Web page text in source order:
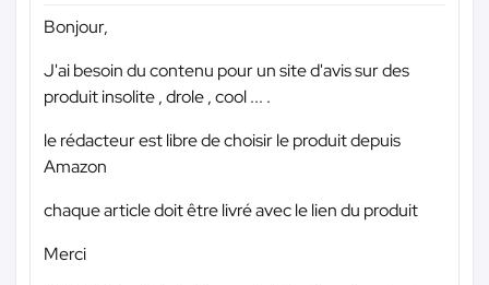
Bonjour,
J'ai besoin du contenu pour un site d'avis sur des
produit insolite , drole , cool ... .
le rédacteur est libre de choisir le produit depuis
Amazon
chaque article doit être livré avec le lien du produit
Merci